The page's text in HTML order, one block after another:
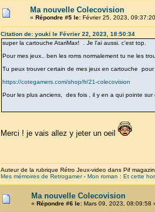
Ma nouvelle Colecovision
« Répondre #5 le:Février 25, 2023,
Citation de: youki le Février 22, 2023, 18:50:34
super la cartouche AtariMax! . Je l'ai aussi. c'est top.
Pour mes jeux.. ben les roms normalement tu ne les
Tu peux trouver certain de mes jeux en cartouche pour
https://cotegamers.com/shop/fr/21-colecovision
Pour les plus anciens, des fois , il y en a qui pointe sur
Merci ! je vais allez y jeter un oeil
Auteur de la rubrique Rétro Jeux-video dans Pif
Mes mémoires de Retrogamer- Mon roman : Et cette
Ma nouvelle Colecovision
« Répondre #6 le:Mars 09, 2023, 08:09:58